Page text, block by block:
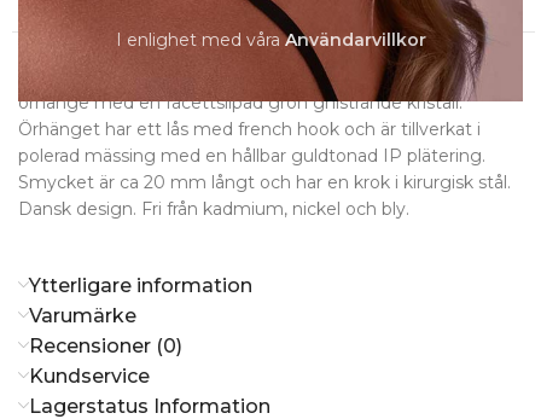
I enlighet med våraAnvändarvillkor
Beskrivning
ADORA är ett modernt, vackert och romantiskt hjärtformat
örhänge med en facettslipad grön gnistrande kristall.
Örhänget har ett lås med french hook och är tillverkat i
polerad mässing med en hållbar guldtonad IP plätering.
Smycket är ca 20 mm långt och har en krok i kirurgisk stål.
Dansk design. Fri från kadmium, nickel och bly.
Ytterligare information
Varumärke
Recensioner (0)
Kundservice
Lagerstatus Information